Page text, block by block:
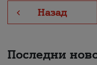
Назад
Последни